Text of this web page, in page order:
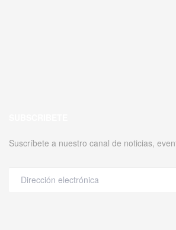
Suscríbete a nuestro canal de noticias,